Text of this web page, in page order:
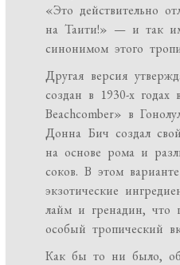
«Это действительно
на Таити!» — и так
синонимом этого
Другая версия
создан в 1930-х
Beachcomber» в
Донна Бич создал
на основе рома и
соков. В этом
экзотические
лайм и гренадин, что
особый тропический
Как бы то ни было,